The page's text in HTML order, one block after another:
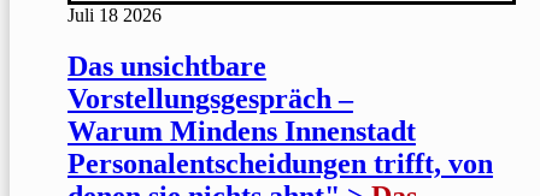
Juli 18 2026
Das unsichtbare
Vorstellungsgespräch –
Warum Mindens Innenstadt
Personalentscheidungen trifft, von